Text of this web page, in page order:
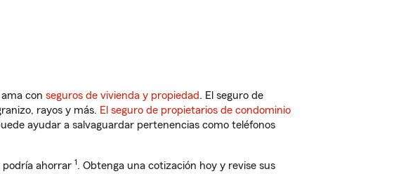
con seguros de vivienda y propiedad. El seguro de
rayos y más. El seguro de propietarios de condominio
ayudar a salvaguardar pertenencias como teléfonos
podría ahorrar 1. Obtenga una cotización hoy y revise sus